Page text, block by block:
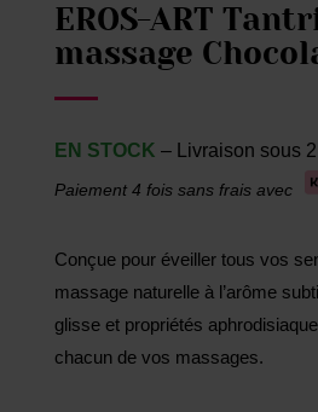
EROS-ART
massage
EN STOCK – Livraison sous
Paiement 4 fois sans frais avec
Conçue pour éveiller tous vos
massage naturelle à l’arôme
glisse et propriétés
chacun de vos massages.